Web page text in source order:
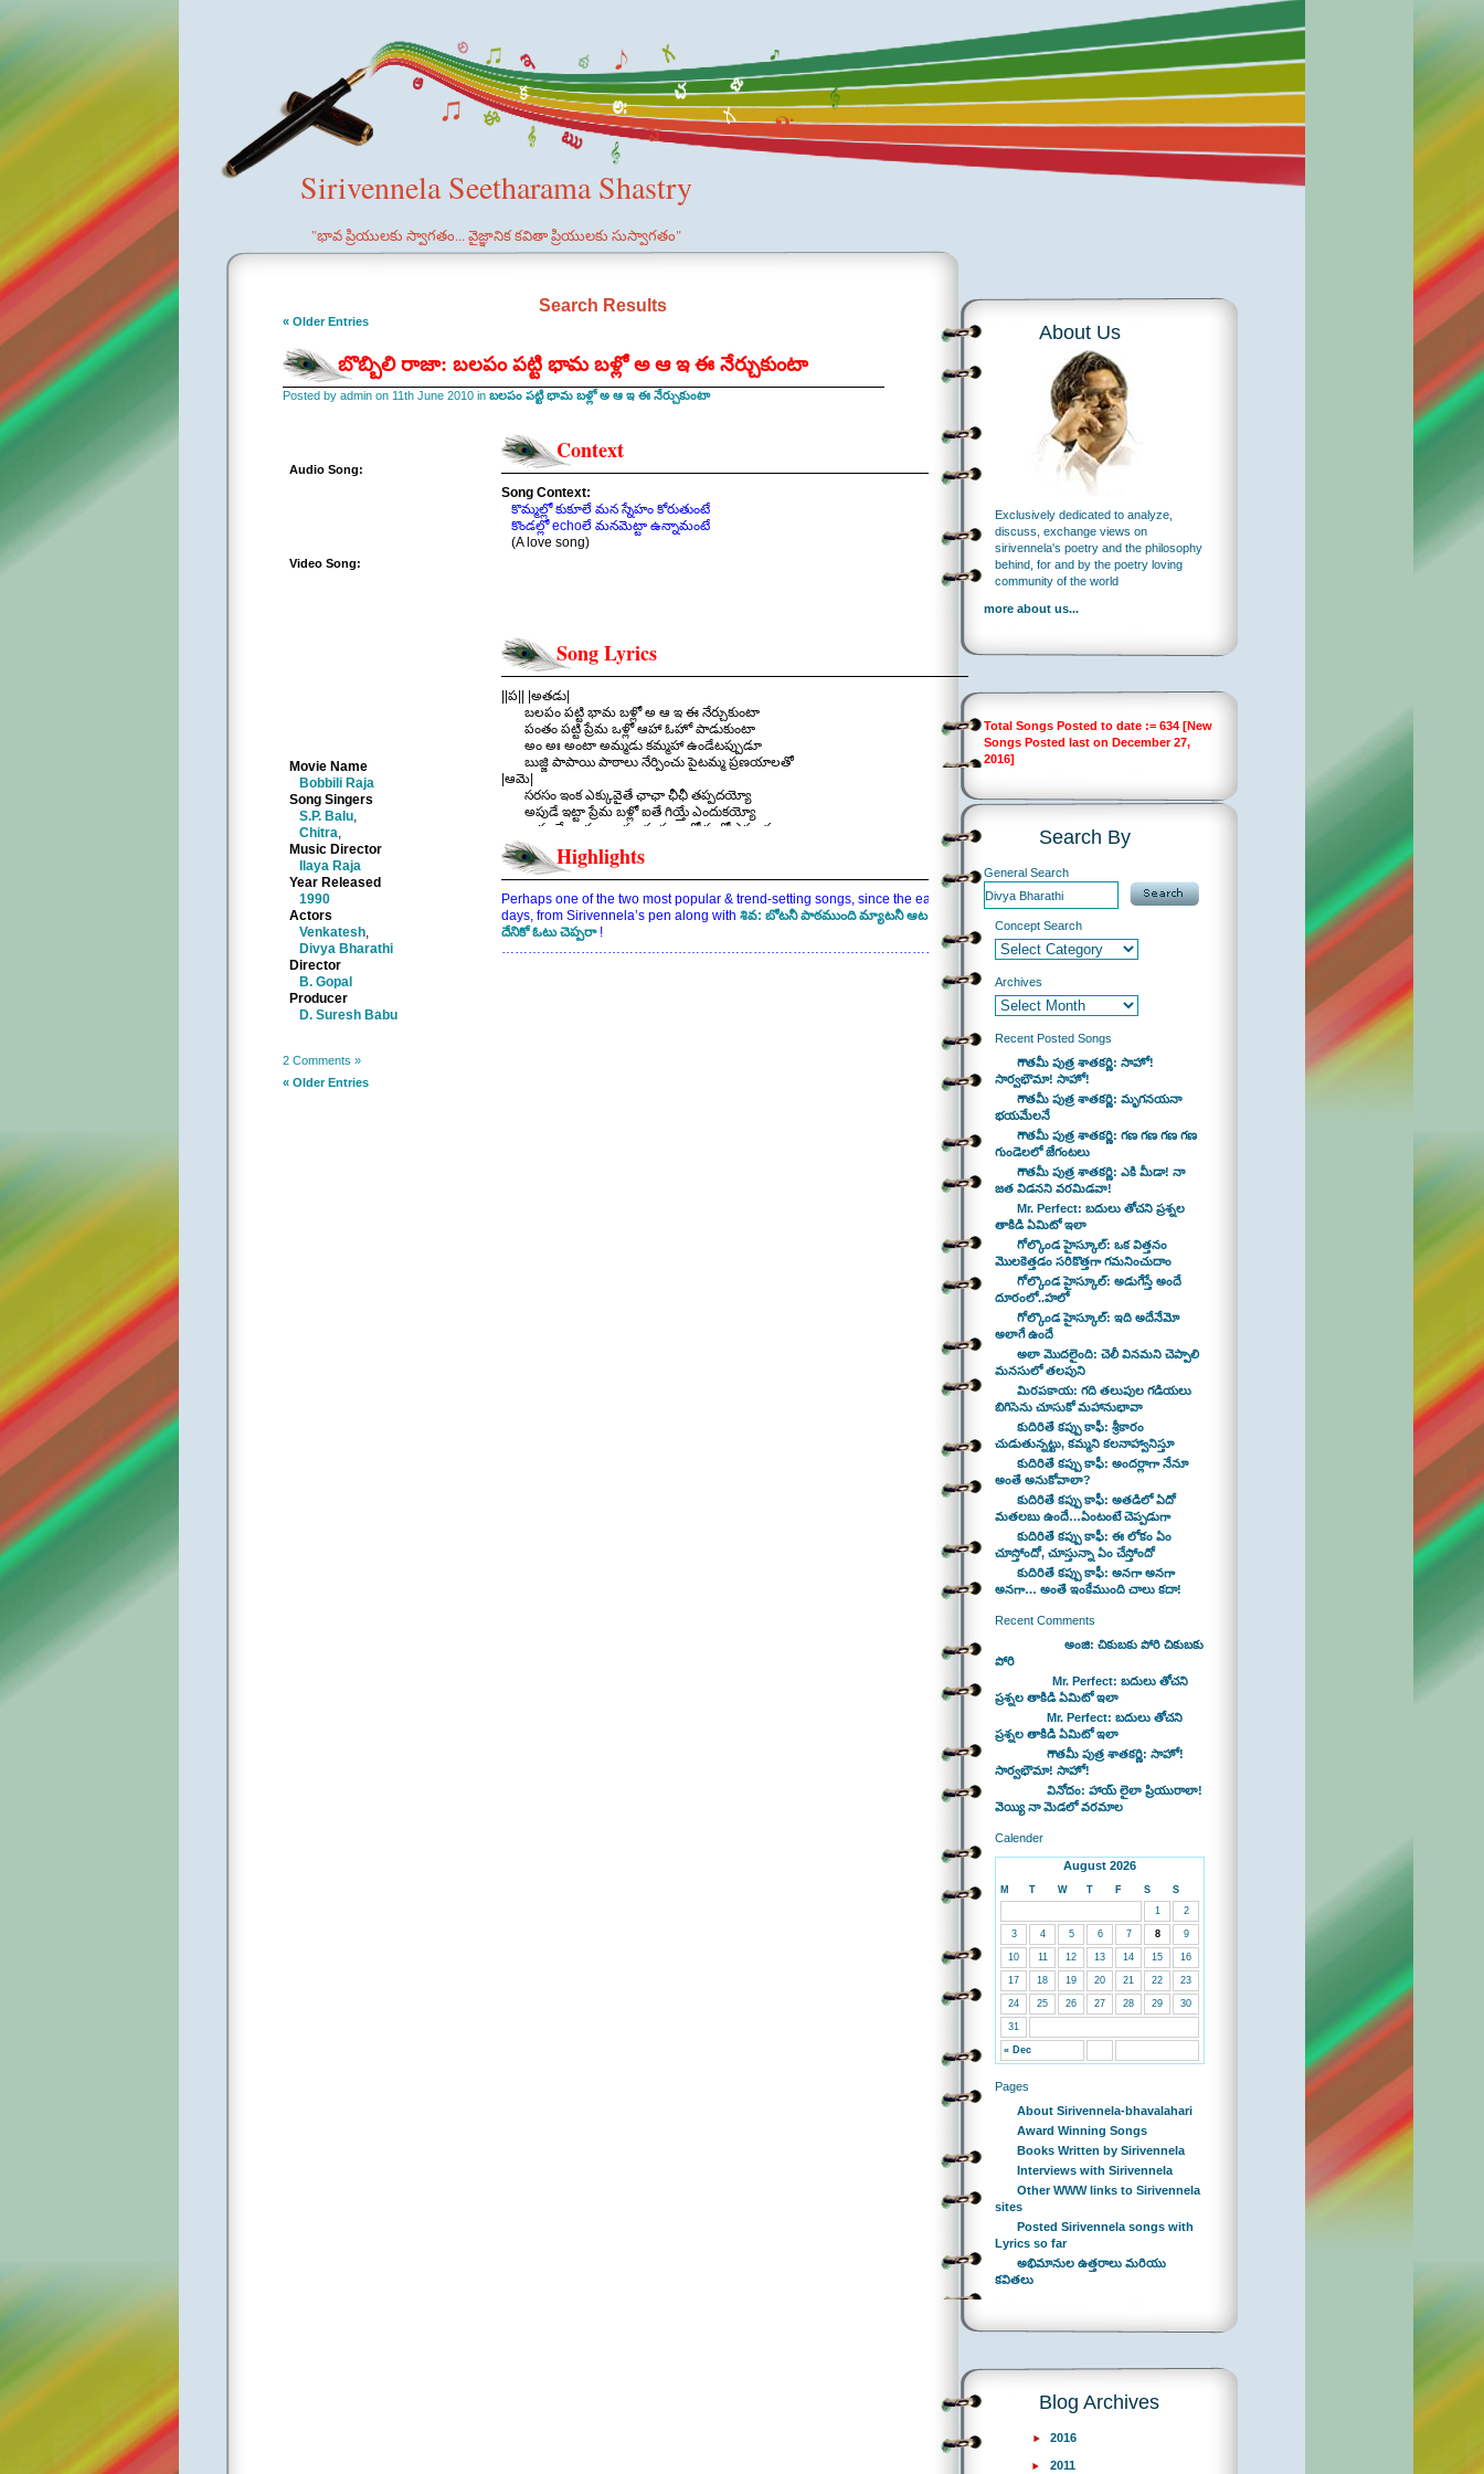
Sirivennela Seetharama Shastry
"భావ ప్రియులకు స్వాగతం... వైజ్ఞానిక కవితా ప్రియులకు సుస్వాగతం"
Search Results
« Older Entries
బొబ్బిలి రాజా: బలపం పట్టి భామ బళ్లో అ ఆ ఇ ఈ నేర్చుకుంటా
Posted by admin on 11th June 2010 in బలపం పట్టి భామ బళ్లో అ ఆ ఇ ఈ నేర్చుకుంటా
Audio Song:
Video Song:
Movie Name
Bobbili Raja
Song Singers
S.P. Balu,
Chitra,
Music Director
Ilaya Raja
Year Released
1990
Actors
Venkatesh,
Divya Bharathi
Director
B. Gopal
Producer
D. Suresh Babu
Context
Song Context:
కొమ్మల్లో కుకూలే మన స్నేహం కోరుతుంటే
కొండల్లో echoలే మనమెట్టా ఉన్నామంటే
(A love song)
Song Lyrics
||ప|| |అతడు|
బలపం పట్టి భామ బళ్లో అ ఆ ఇ ఈ నేర్చుకుంటా
పంతం పట్టి ప్రేమ ఒళ్లో ఆహా ఓహో పాడుకుంటా
అం అః అంటా అమ్మడు కమ్మహా ఉండేటప్పుడూ
బుజ్జి పాపాయి పాఠాలు నేర్పించు పైటమ్మ ప్రణయాలతో
|ఆమె|
సరసం ఇంక ఎక్కువైతే ఛాఛా ఛీఛీ తప్పదయ్యో
అపుడే ఇట్టా ప్రేమ బళ్లో ఐతే గియ్తే ఎందుకయ్యో
అచ్చులే అయ్యాయిప్పుడు హల్లుల్లో హల్లో ఎప్పుడు
||చ|| |అతడు|
ఎట్టాగుందే పాపా తొలిచూపే చుట్టుకుంటే
ఏదో కొత్త ఊపే ఎటు వైపో నెట్టేస్తుంటే
|ఆమె|
ఉండుండి ఎటుంచో ఒక నవ్వే తాకుతోంది
మొత్తంగా ప్రపంచం మహ గమ్మత్తుగా ఉంది
Highlights
Perhaps one of the two most popular & trend-setting songs, since the early
days, from Sirivennela’s pen along with శివ: బోటనీ పాఠముంది మ్యాటనీ ఆట ఉంది
దేనికో ఓటు చెప్పరా!
…………………………………………………………………………………………….
2 Comments »
« Older Entries
About Us
Exclusively dedicated to analyze,
discuss, exchange views on
sirivennela's poetry and the philosophy
behind, for and by the poetry loving
community of the world
more about us...
Total Songs Posted to date := 634 [New
Songs Posted last on December 27,
2016]
Search By
General Search
Concept Search
Archives
Recent Posted Songs
గౌతమీ పుత్ర శాతకర్ణి: సాహో!
సార్వభౌమా! సాహో!
గౌతమీ పుత్ర శాతకర్ణి: మృగనయనా
భయమేలనే
గౌతమీ పుత్ర శాతకర్ణి: గణ గణ గణ గణ
గుండెలలో జేగంటలు
గౌతమీ పుత్ర శాతకర్ణి: ఎకి మీడా! నా
జత విడనని వరమిడవా!
Mr. Perfect: బదులు తోచని ప్రశ్నల
తాకిడి ఏమిటో ఇలా
గోల్కొండ హైస్కూల్: ఒక విత్తనం
మొలకెత్తడం సరికొత్తగా గమనించుదాం
గోల్కొండ హైస్కూల్: అడుగేస్తే అందే
దూరంలో..హలో
గోల్కొండ హైస్కూల్: ఇది అదేనేమో
అలాగే ఉందే
అలా మొదలైంది: చెలీ వినమని చెప్పాలి
మనసులో తలపుని
మిరపకాయ: గది తలుపుల గడియలు
బిగిసెను చూసుకో మహానుభావా
కుదిరితే కప్పు కాఫీ: శ్రీకారం
చుడుతున్నట్టు, కమ్మని కలనాహ్వానిస్తూ
కుదిరితే కప్పు కాఫీ: అందర్లాగా నేనూ
అంతే అనుకోవాలా?
కుదిరితే కప్పు కాఫీ: అతడిలో ఏదో
మతలబు ఉందే…ఏంటంటే చెప్పడుగా
కుదిరితే కప్పు కాఫీ: ఈ లోకం ఏం
చూస్తోందో, చూస్తున్నా ఏం చేస్తోందో
కుదిరితే కప్పు కాఫీ: అనగా అనగా
అనగా… అంతే ఇంకేముంది చాలు కదా!
Recent Comments
అంజి: చికుబకు పోరి చికుబకు
పోరి
Mr. Perfect: బదులు తోచని
ప్రశ్నల తాకిడి ఏమిటో ఇలా
Mr. Perfect: బదులు తోచని
ప్రశ్నల తాకిడి ఏమిటో ఇలా
గౌతమీ పుత్ర శాతకర్ణి: సాహో!
సార్వభౌమా! సాహో!
వినోదం: హాయ్ లైలా ప్రియురాలా!
వెయ్యి నా మెడలో వరమాల
Calender
August 2026
M T W T F S S
« Dec
1 2
3 4 5 6 7 8 9
10 11 12 13 14 15 16
17 18 19 20 21 22 23
24 25 26 27 28 29 30
31
Pages
About Sirivennela-bhavalahari
Award Winning Songs
Books Written by Sirivennela
Interviews with Sirivennela
Other WWW links to Sirivennela
sites
Posted Sirivennela songs with
Lyrics so far
అభిమానుల ఉత్తరాలు మరియు
కవితలు
Blog Archives
2016
2011